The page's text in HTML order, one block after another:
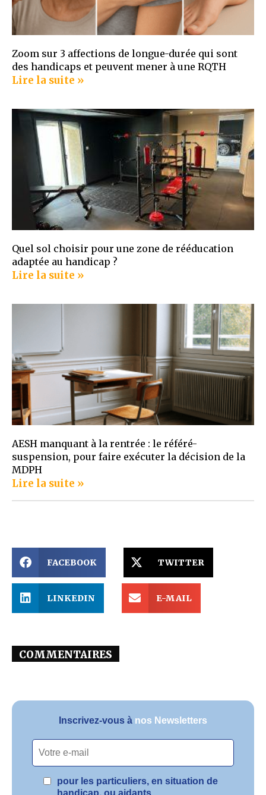
Zoom sur 3 affections de longue-durée qui sont
des handicaps et peuvent mener à une RQTH
Lire la suite »
Quel sol choisir pour une zone de rééducation
adaptée au handicap ?
Lire la suite »
AESH manquant à la rentrée : le référé-
suspension, pour faire exécuter la décision de la
MDPH
Lire la suite »
FACEBOOK TWITTER
LINKEDIN E-MAIL
COMMENTAIRES
Inscrivez-vous à nos Newsletters
pour les particuliers, en situation de